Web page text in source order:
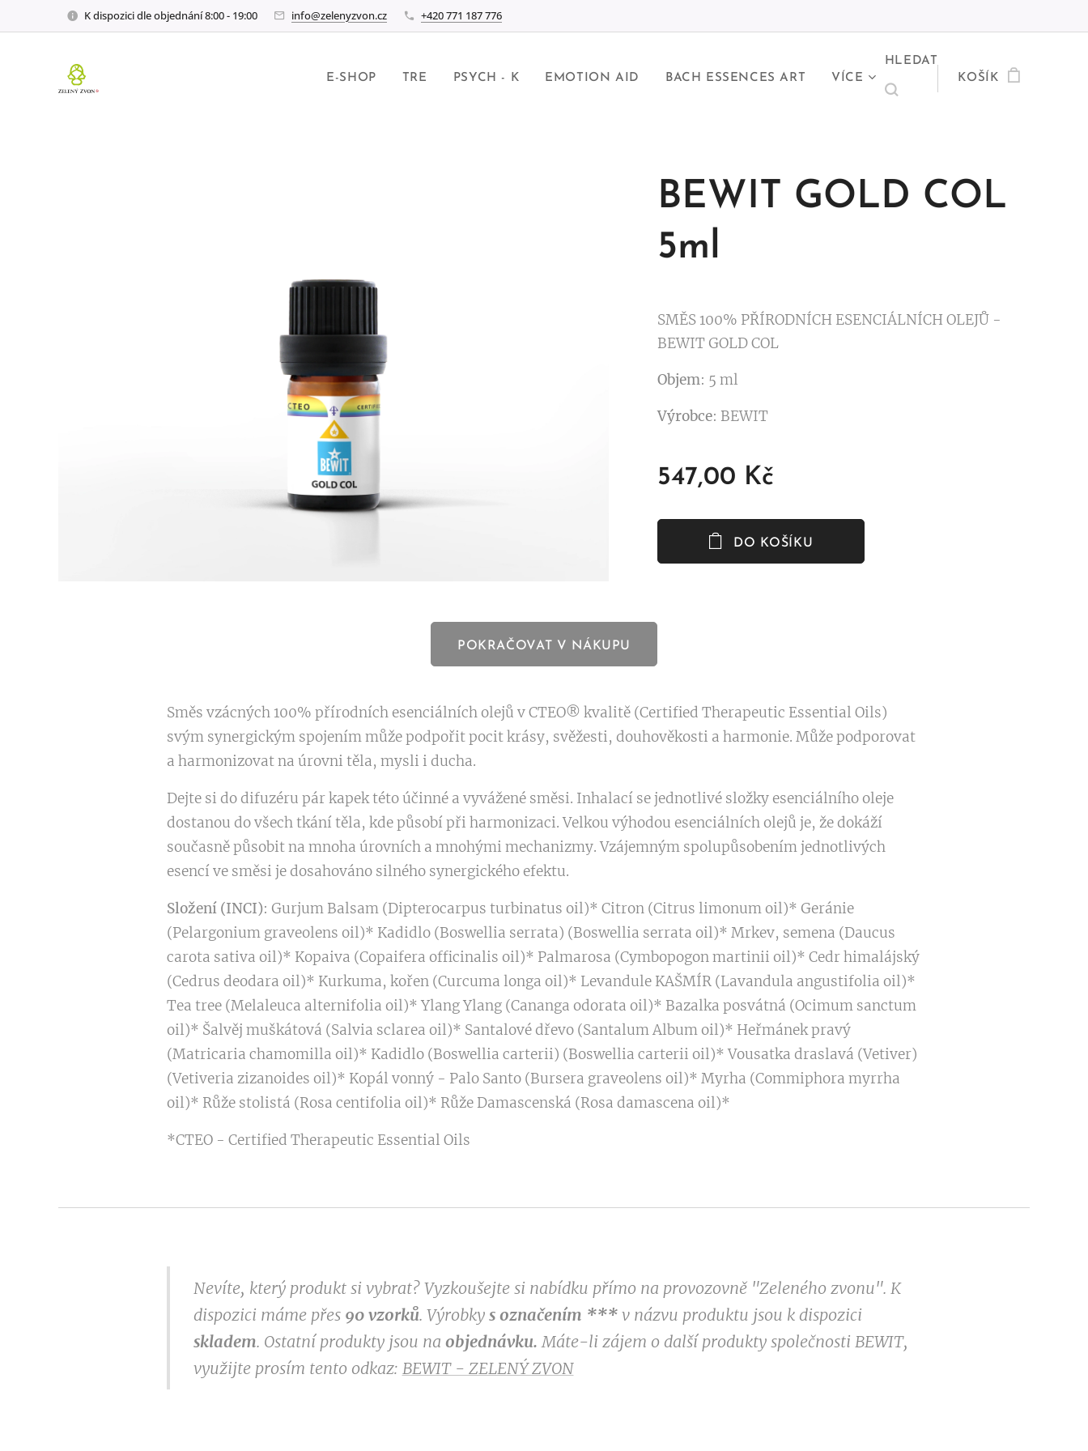
K dispozici dle objednání 8:00 - 19:00 info@zelenyzvon.cz +420 771 187 776
E-SHOP TRE PSYCH - K EMOTION AID BACH ESSENCES ART VÍCE
HLEDAT
KOŠÍK
BEWIT GOLD COL
5ml
SMĚS 100% PŘÍRODNÍCH ESENCIÁLNÍCH OLEJŮ -
BEWIT GOLD COL
Objem: 5 ml
Výrobce: BEWIT
547,00 Kč
DO KOŠÍKU
POKRAČOVAT V NÁKUPU
Směs vzácných 100% přírodních esenciálních olejů v CTEO® kvalitě (Certified Therapeutic Essential Oils)
svým synergickým spojením může podpořit pocit krásy, svěžesti, douhověkosti a harmonie. Může podporovat
a harmonizovat na úrovni těla, mysli i ducha.
Dejte si do difuzéru pár kapek této účinné a vyvážené směsi. Inhalací se jednotlivé složky esenciálního oleje
dostanou do všech tkání těla, kde působí při harmonizaci. Velkou výhodou esenciálních olejů je, že dokáží
současně působit na mnoha úrovních a mnohými mechanizmy. Vzájemným spolupůsobením jednotlivých
esencí ve směsi je dosahováno silného synergického efektu.
Složení (INCI): Gurjum Balsam (Dipterocarpus turbinatus oil)* Citron (Citrus limonum oil)* Geránie
(Pelargonium graveolens oil)* Kadidlo (Boswellia serrata) (Boswellia serrata oil)* Mrkev, semena (Daucus
carota sativa oil)* Kopaiva (Copaifera officinalis oil)* Palmarosa (Cymbopogon martinii oil)* Cedr himalájský
(Cedrus deodara oil)* Kurkuma, kořen (Curcuma longa oil)* Levandule KAŠMÍR (Lavandula angustifolia oil)*
Tea tree (Melaleuca alternifolia oil)* Ylang Ylang (Cananga odorata oil)* Bazalka posvátná (Ocimum sanctum
oil)* Šalvěj muškátová (Salvia sclarea oil)* Santalové dřevo (Santalum Album oil)* Heřmánek pravý
(Matricaria chamomilla oil)* Kadidlo (Boswellia carterii) (Boswellia carterii oil)* Vousatka draslavá (Vetiver)
(Vetiveria zizanoides oil)* Kopál vonný - Palo Santo (Bursera graveolens oil)* Myrha (Commiphora myrrha
oil)* Růže stolistá (Rosa centifolia oil)* Růže Damascenská (Rosa damascena oil)*
*CTEO - Certified Therapeutic Essential Oils
Nevíte, který produkt si vybrat? Vyzkoušejte si nabídku přímo na provozovně "Zeleného zvonu". K
dispozici máme přes 90 vzorků. Výrobky s označením ***v názvu produktu jsou k dispozici
skladem. Ostatní produkty jsou na objednávku. Máte-li zájem o další produkty společnosti BEWIT,
využijte prosím tento odkaz: BEWIT - ZELENÝ ZVON